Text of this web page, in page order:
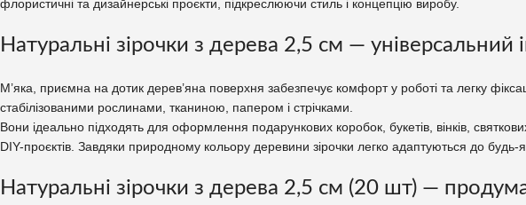
флористичні та дизайнерські проєкти, підкреслюючи стиль і концепцію виробу.
Натуральні зірочки з дерева 2,5 см —
М’яка, приємна на дотик дерев’яна поверхня забезпечує комфорт у роботі та легку
стабілізованими рослинами, тканиною, папером і стрічками.
Вони ідеально підходять для оформлення подарункових коробок, букетів, вінків,
DIY-проєктів. Завдяки природному кольору деревини зірочки легко адаптуються до будь-
Натуральні зірочки з дерева 2,5 см (20 шт) —